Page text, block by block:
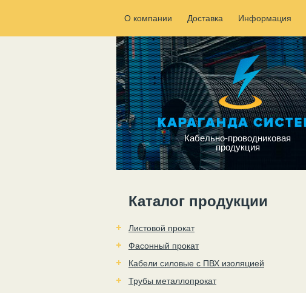
О компании Доставка Информация
Кабельно-проводниковая
продукция
Каталог продукции
Листовой прокат
Фасонный прокат
Кабели силовые с ПВХ изоляцией
Трубы металлопрокат